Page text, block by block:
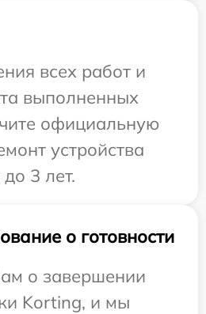
всех работ и
выполненных
официальную
устройства
3 лет.
о готовности
о завершении
Korting, и мы